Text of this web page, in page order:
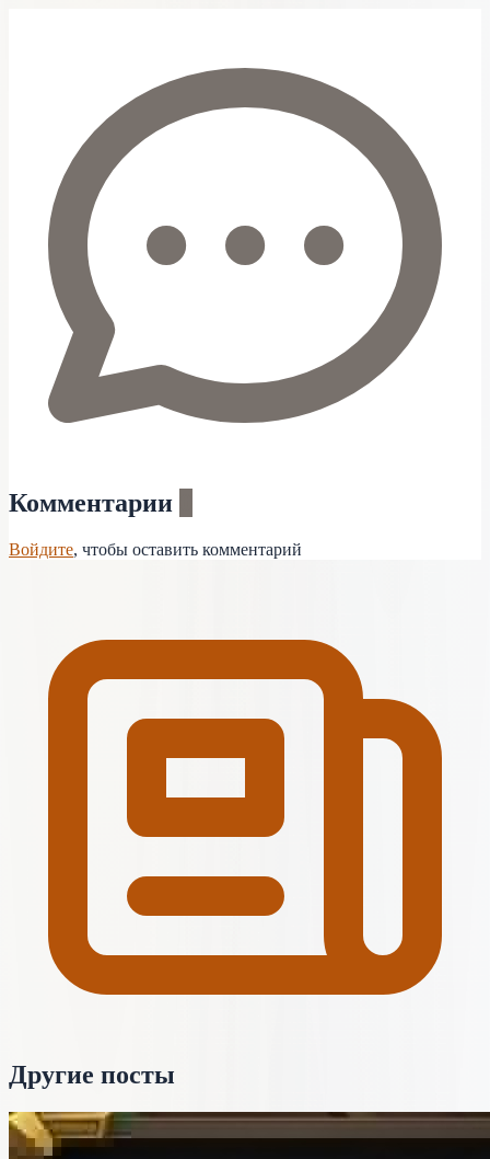
Комментарии
Войдите, чтобы оставить комментарий
Другие посты